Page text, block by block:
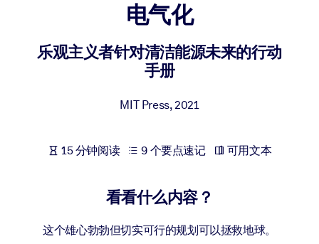
将简短且经过验证的知识引入您的 LMS/LXP，以获得更强的学习效
面向人工智能系统
电气化
乐观主义者针对清洁能源未来的行动
手册
MIT Press,2021
15 分钟阅读 9 个要点速记 可用文本
看看什么内容？
这个雄心勃勃但切实可行的规划可以拯救地球。